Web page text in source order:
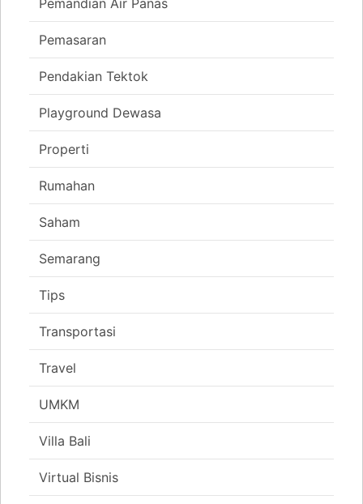
Pemasaran
Pendakian Tektok
Playground Dewasa
Properti
Rumahan
Saham
Semarang
Tips
Transportasi
Travel
UMKM
Villa Bali
Virtual Bisnis